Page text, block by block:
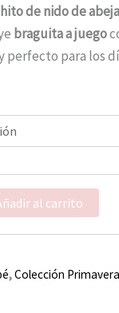
de nido de
braguita a juego
perfecto para los
al carrito
,Colección